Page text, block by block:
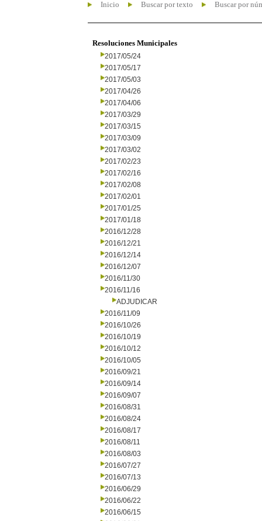
Inicio Buscar por texto Buscar por
Resoluciones Municipales
2017/05/24
2017/05/17
2017/05/03
2017/04/26
2017/04/06
2017/03/29
2017/03/15
2017/03/09
2017/03/02
2017/02/23
2017/02/16
2017/02/08
2017/02/01
2017/01/25
2017/01/18
2016/12/28
2016/12/21
2016/12/14
2016/12/07
2016/11/30
2016/11/16
ADJUDICAR
2016/11/09
2016/10/26
2016/10/19
2016/10/12
2016/10/05
2016/09/21
2016/09/14
2016/09/07
2016/08/31
2016/08/24
2016/08/17
2016/08/11
2016/08/03
2016/07/27
2016/07/13
2016/06/29
2016/06/22
2016/06/15